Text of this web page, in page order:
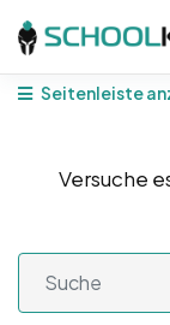
Seitenleiste
Versuche